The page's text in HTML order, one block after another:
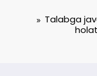
Talabga